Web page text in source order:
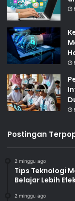
Postingan
2 minggu ago
Tips Teknologi
Belajar Lebih
2 minggu ago